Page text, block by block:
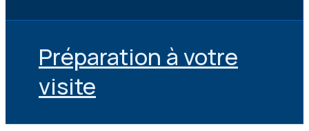
Préparation à votre
visite